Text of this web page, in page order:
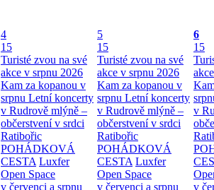
4
15
Turisté zvou na své
akce v srpnu 2026
Kam za kopanou v
srpnu Letní koncerty
v Rudrově mlýně –
občerstvení v srdci
Ratibořic
POHÁDKOVÁ
CESTA Luxfer
Open Space
v červenci a srpnu
5
15
Turisté zvou na své
akce v srpnu 2026
Kam za kopanou v
srpnu Letní koncerty
v Rudrově mlýně –
občerstvení v srdci
Ratibořic
POHÁDKOVÁ
CESTA Luxfer
Open Space
v červenci a srpnu
6
15
v
v